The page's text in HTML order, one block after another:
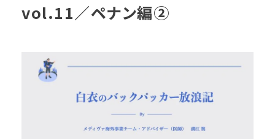
vol.11／ペナン編②